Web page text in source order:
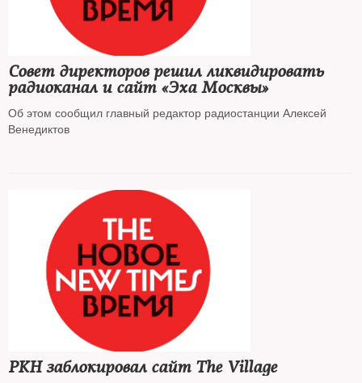
Совет директоров решил ликвидировать
радиоканал и сайт «Эха Москвы»
Об этом сообщил главный редактор радиостанции Алексей
Венедиктов
РКН заблокировал сайт The Village